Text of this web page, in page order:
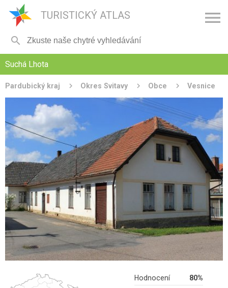
TURISTICKÝ ATLAS 

Suchá Lhota
Pardubický kraj Okres Svitavy Obce Vesnice
Hodnocení 80%